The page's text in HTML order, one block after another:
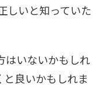
しいと知っていた
はいないかもしれ
良いかもしれま